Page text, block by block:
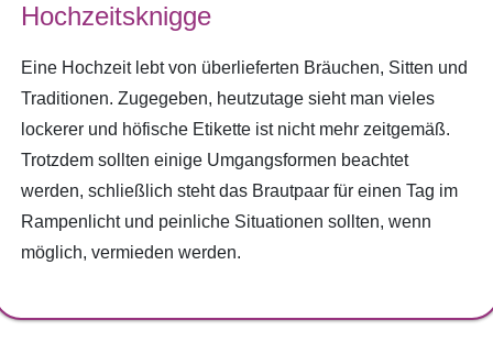
Hochzeitsknigge
Eine Hochzeit lebt von überlieferten Bräuchen, Sitten und
Traditionen. Zugegeben, heutzutage sieht man vieles
lockerer und höfische Etikette ist nicht mehr zeitgemäß.
Trotzdem sollten einige Umgangsformen beachtet
werden, schließlich steht das Brautpaar für einen Tag im
Rampenlicht und peinliche Situationen sollten, wenn
möglich, vermieden werden.